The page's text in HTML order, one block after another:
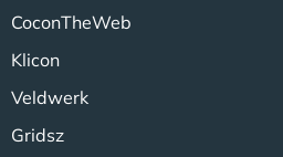
CoconTheWeb
Klicon
Veldwerk
Gridsz